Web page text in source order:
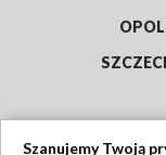
Szanujemy Twoją